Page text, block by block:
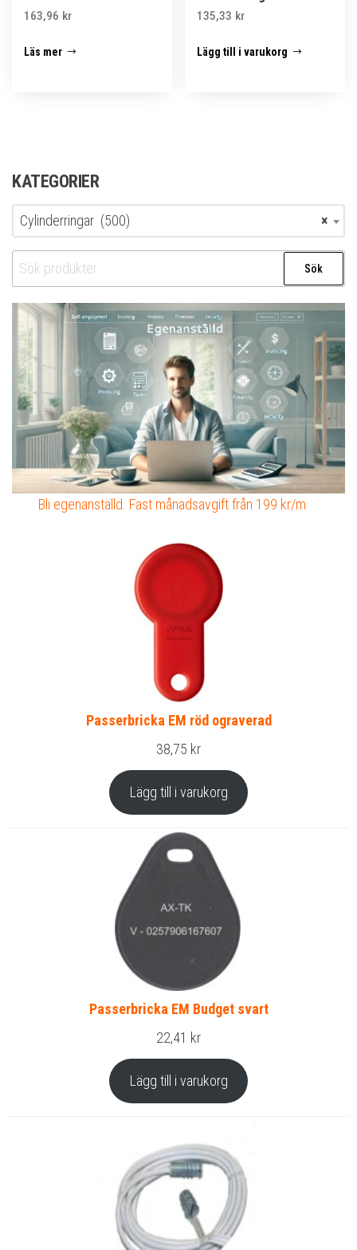
163,96 kr
Läs mer
135,33 kr
Lägg till i varukorg
KATEGORIER
×
Cylinderringar (500)
Sök
efter:
Sök
Bli egenanställd. Fast månadsavgift från 199 kr/m
Passerbricka EM röd ograverad
38,75 kr
Lägg till i varukorg
Passerbricka EM Budget svart
22,41 kr
Lägg till i varukorg